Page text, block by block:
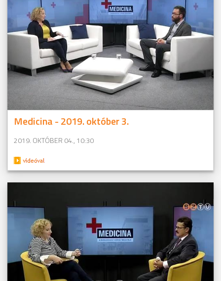
Medicina - 2019. október 3.
2019. OKTÓBER 04., 10:30